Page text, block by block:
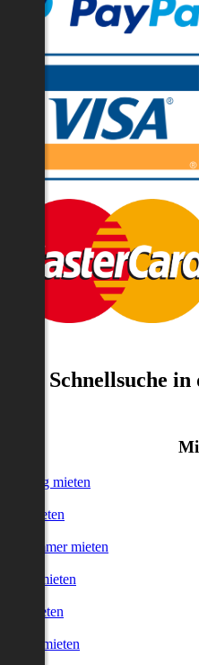
Schnellsuche
mieten
mieten
Zimmer mieten
mieten
mieten